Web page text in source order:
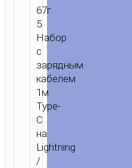
67г.
5.
Набор
с
зарядным
кабелем
1м
Type-
C
на
Lightning
/